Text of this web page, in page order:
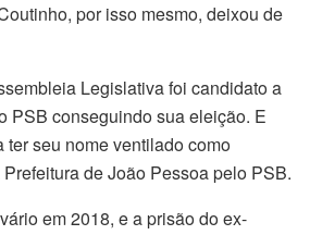
por isso mesmo, deixou de
Legislativa foi candidato a
PSB conseguindo sua eleição. E
ter seu nome ventilado como
de João Pessoa pelo PSB.
em 2018, e a prisão do ex-